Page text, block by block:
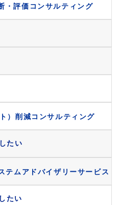
・評価コンサルティング
）削減コンサルティング
たい
テムアドバイザリーサービス
たい